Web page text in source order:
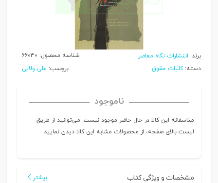
برند: انتشارات نگاه معاصر شناسه محصول: 66030
دسته:کلیات حقوق برچسب: علی ولایی
ناموجود
متاسفانه این کالا در حال حاضر موجود نیست. می‌توانید از طریق
لیست بالای صفحه، از محصولات مشابه این کالا دیدن نمایید.
مشخصات و ویژگی کتاب بیشتر